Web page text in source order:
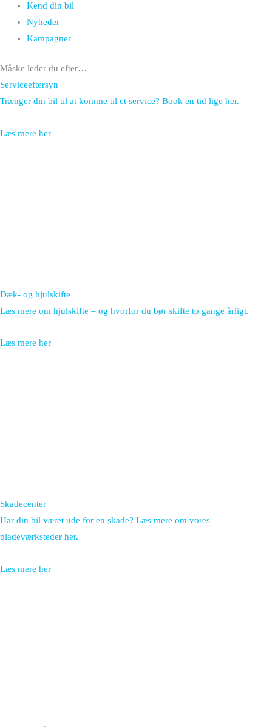
Kend din bil
Nyheder
Kampagner
Måske leder du efter…
Serviceeftersyn
Trænger din bil til at komme til et service? Book en tid lige her.
Læs mere her
Dæk- og hjulskifte
Læs mere om hjulskifte – og hvorfor du bør skifte to gange årligt.
Læs mere her
Skadecenter
Har din bil været ude for en skade? Læs mere om vores
pladeværksteder her.
Læs mere her